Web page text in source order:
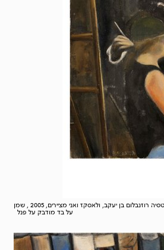
אנסטסיה רוזנבלום בן יעקב, ולאסקז ואני מציירים, 2005 , שמן
על בד מודבק על פנל